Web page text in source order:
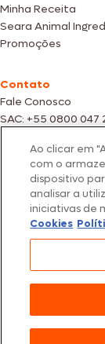
Minha Receita
Seara Animal
Promoções
Contato
Fale Conosco
SAC: +55 0800 047
Fotos meramente
estoques dos
de dados.
Os preços,
exclusivamente
Todos os produtos
São Paulo/SP – CEP
© 2026 Seara.
Ao clicar em
com o
dispositivo
analisar a
iniciativas de
Cookies